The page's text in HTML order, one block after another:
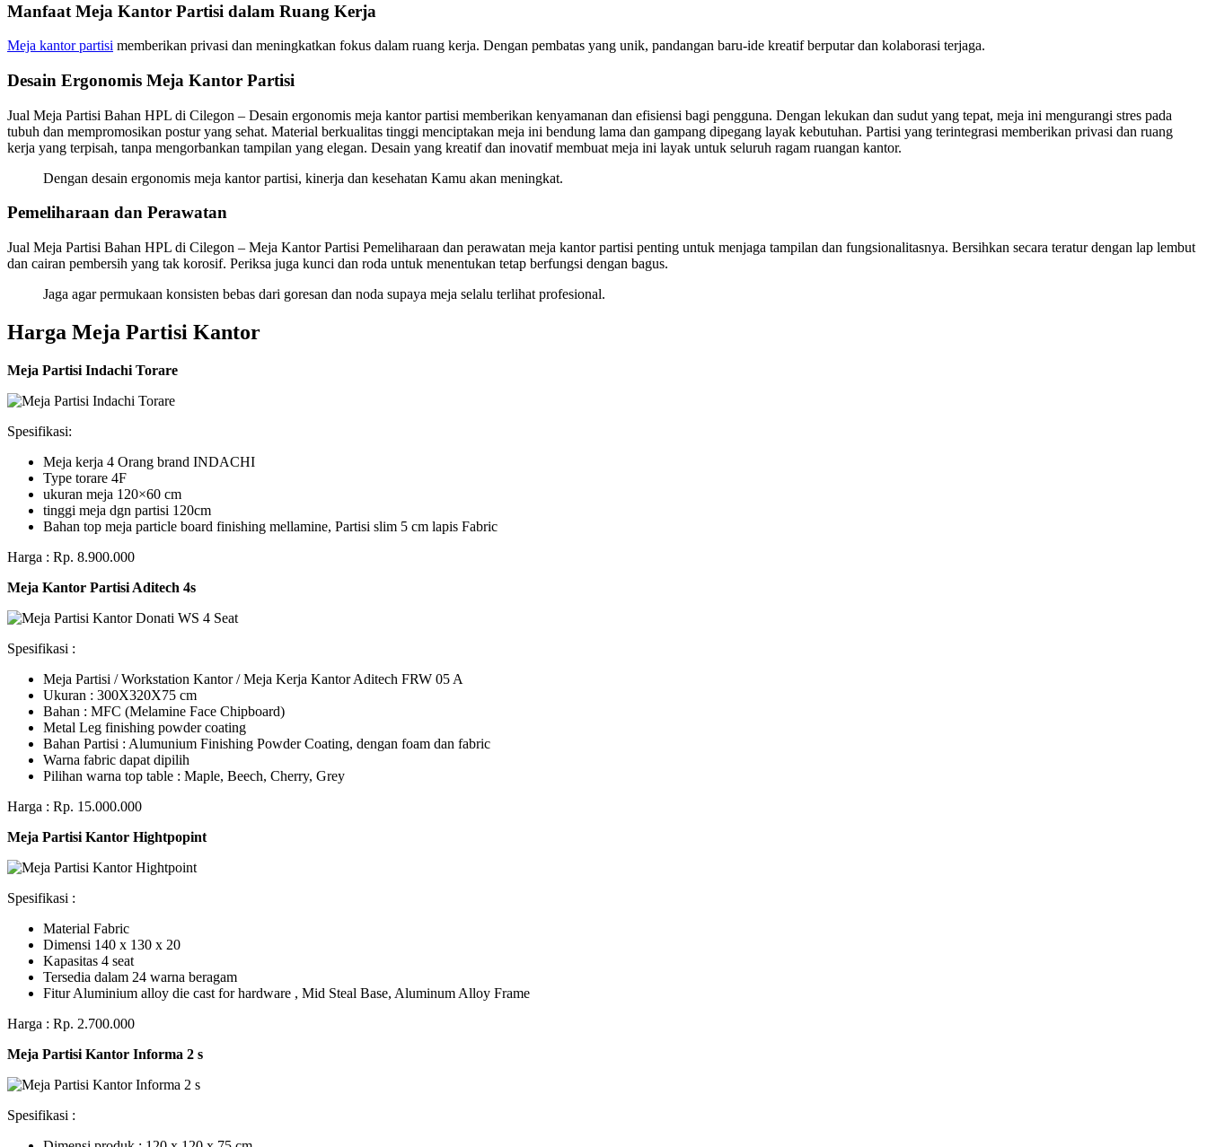
Manfaat Meja Kantor Partisi dalam Ruang Kerja
Meja kantor partisi memberikan privasi dan meningkatkan fokus dalam ruang kerja. Dengan pembatas yang unik, pandangan baru-ide kreatif berputar dan kolaborasi terjaga.
Desain Ergonomis Meja Kantor Partisi
Jual Meja Partisi Bahan HPL di Cilegon – Desain ergonomis meja kantor partisi memberikan kenyamanan dan efisiensi bagi pengguna. Dengan lekukan dan sudut yang tepat, meja ini mengurangi stres pada
tubuh dan mempromosikan postur yang sehat. Material berkualitas tinggi menciptakan meja ini bendung lama dan gampang dipegang layak kebutuhan. Partisi yang terintegrasi memberikan privasi dan ruang
kerja yang terpisah, tanpa mengorbankan tampilan yang elegan. Desain yang kreatif dan inovatif membuat meja ini layak untuk seluruh ragam ruangan kantor.
Dengan desain ergonomis meja kantor partisi, kinerja dan kesehatan Kamu akan meningkat.
Pemeliharaan dan Perawatan
Jual Meja Partisi Bahan HPL di Cilegon – Meja Kantor Partisi Pemeliharaan dan perawatan meja kantor partisi penting untuk menjaga tampilan dan fungsionalitasnya. Bersihkan secara teratur dengan lap lembut
dan cairan pembersih yang tak korosif. Periksa juga kunci dan roda untuk menentukan tetap berfungsi dengan bagus.
Jaga agar permukaan konsisten bebas dari goresan dan noda supaya meja selalu terlihat profesional.
Harga Meja Partisi Kantor
Meja Partisi Indachi Torare
Spesifikasi:
Meja kerja 4 Orang brand INDACHI
Type torare 4F
ukuran meja 120×60 cm
tinggi meja dgn partisi 120cm
Bahan top meja particle board finishing mellamine, Partisi slim 5 cm lapis Fabric
Harga : Rp. 8.900.000
Meja Kantor Partisi Aditech 4s
Spesifikasi :
Meja Partisi / Workstation Kantor / Meja Kerja Kantor Aditech FRW 05 A
Ukuran : 300X320X75 cm
Bahan : MFC (Melamine Face Chipboard)
Metal Leg finishing powder coating
Bahan Partisi : Alumunium Finishing Powder Coating, dengan foam dan fabric
Warna fabric dapat dipilih
Pilihan warna top table : Maple, Beech, Cherry, Grey
Harga : Rp. 15.000.000
Meja Partisi Kantor Hightpopint
Spesifikasi :
Material Fabric
Dimensi 140 x 130 x 20
Kapasitas 4 seat
Tersedia dalam 24 warna beragam
Fitur Aluminium alloy die cast for hardware , Mid Steal Base, Aluminum Alloy Frame
Harga : Rp. 2.700.000
Meja Partisi Kantor Informa 2 s
Spesifikasi :